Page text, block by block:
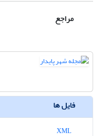
مراجع
فایل ها